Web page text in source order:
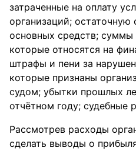
затраченные на оплату
организаций;
основных средств; суммы
которые относятся на
штрафы и пени за
которые признаны
судом; убытки прошлых
отчётном году; судебные
Рассмотрев расходы
сделать выводы о